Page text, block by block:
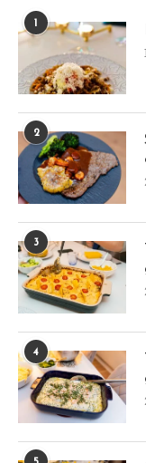
1
2
3
4